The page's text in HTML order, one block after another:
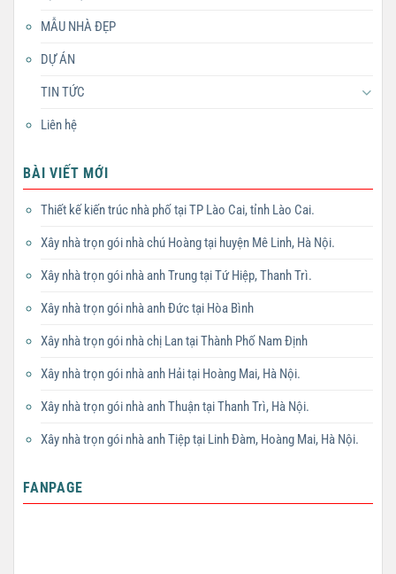
MẪU NHÀ ĐẸP
DỰ ÁN
TIN TỨC
Liên hệ
BÀI VIẾT MỚI
Thiết kế kiến trúc nhà phố tại TP Lào Cai, tỉnh Lào Cai.
Xây nhà trọn gói nhà chú Hoàng tại huyện Mê Linh, Hà Nội.
Xây nhà trọn gói nhà anh Trung tại Tứ Hiệp, Thanh Trì.
Xây nhà trọn gói nhà anh Đức tại Hòa Bình
Xây nhà trọn gói nhà chị Lan tại Thành Phố Nam Định
Xây nhà trọn gói nhà anh Hải tại Hoàng Mai, Hà Nội.
Xây nhà trọn gói nhà anh Thuận tại Thanh Trì, Hà Nội.
Xây nhà trọn gói nhà anh Tiệp tại Linh Đàm, Hoàng Mai, Hà Nội.
FANPAGE